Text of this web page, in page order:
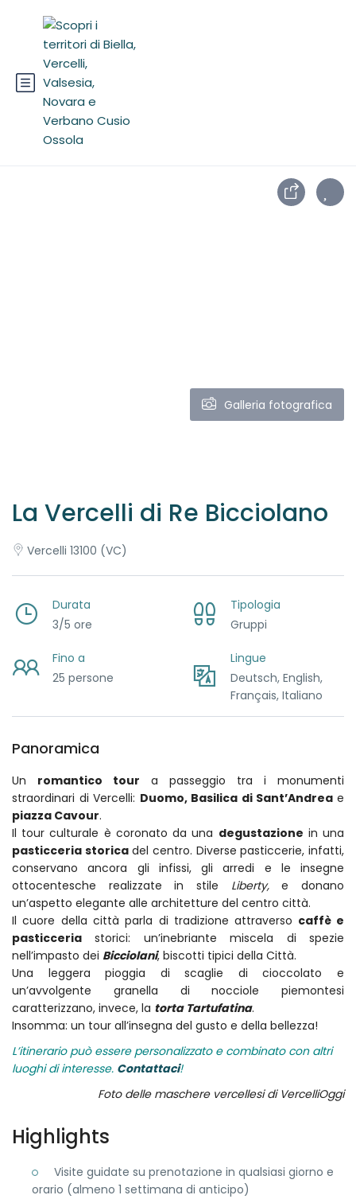
Galleria fotografica
La Vercelli di Re Bicciolano
Vercelli 13100 (VC)
Durata
3/5 ore
Tipologia
Gruppi
Fino a
25 persone
Lingue
Deutsch, English,
Français, Italiano
Panoramica
Un romantico tour a passeggio tra i monumenti
straordinari di Vercelli: Duomo, Basilica di Sant’Andreae
piazza Cavour.
Il tour culturale è coronato da una degustazione in una
pasticceria storicadel centro. Diverse pasticcerie, infatti,
conservano ancora gli infissi, gli arredi e le insegne
ottocentesche realizzate in stile Liberty,e donano
un’aspetto elegante alle architetture del centro città.
Il cuore della città parla di tradizione attraverso caffè e
pasticceria storici: un’inebriante miscela di spezie
nell’impasto dei Bicciolani, biscotti tipici della Città.
Una leggera pioggia di scaglie di cioccolato e
un’avvolgente granella di nocciole piemontesi
caratterizzano, invece, la torta Tartufatina.
Insomma: un tour all’insegna del gusto e della bellezza!
L’itinerario può essere personalizzato e combinato con altri
luoghi di interesse. Contattaci!
Foto delle maschere vercellesi di VercelliOggi
Highlights
Visite guidate su prenotazione in qualsiasi giorno e
orario (almeno 1 settimana di anticipo)